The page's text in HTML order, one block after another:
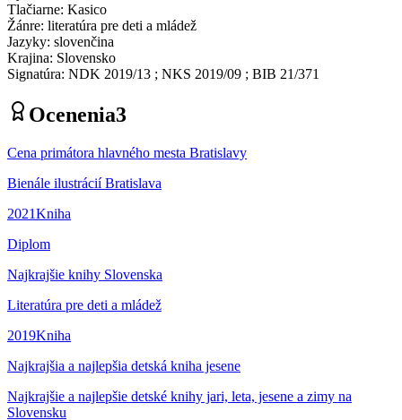
Tlačiarne: Kasico
Žánre: literatúra pre deti a mládež
Jazyky: slovenčina
Krajina: Slovensko
Signatúra: NDK 2019/13 ; NKS 2019/09 ; BIB 21/371
Ocenenia3
Cena primátora hlavného mesta Bratislavy
Bienále ilustrácií Bratislava
2021Kniha
Diplom
Najkrajšie knihy Slovenska
Literatúra pre deti a mládež
2019Kniha
Najkrajšia a najlepšia detská kniha jesene
Najkrajšie a najlepšie detské knihy jari, leta, jesene a zimy na
Slovensku